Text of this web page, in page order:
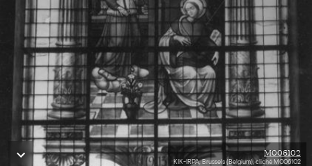
M006102
KIK-IRPA, Brussels (Belgium), cliché M006102